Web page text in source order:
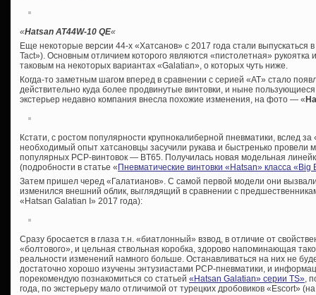
«Hatsan AT44W-10 QE«
Еще некоторые версии 44-х «Хатсанов» с 2017 года стали выпускаться
Tact»). Основным отличием которого являются «пистолетная» рукоятка
таковым на некоторых вариантах «Galatian», о которых чуть ниже.
Когда-то заметным шагом вперед в сравнении с серией «AT» стало
действительно куда более продвинутые винтовки, и ныне
экстерьер недавно компания внесла похожие изменения, на фото — «
Кстати, с ростом популярности крупнокалиберной пневматики, вслед
необходимый опыт хатсановцы засучили рукава и быстренько провели
популярных PCP-винтовок — BT65. Получилась новая модельная
(подробности в статье « Пневматические винтовки «Hatsan» класса «Big
Затем пришел черед «Галатианов». С самой первой модели они
изменился внешний облик, выглядящий в сравнении с
«Hatsan Galatian I» 2017 года):
Сразу бросается в глаза т.н. «биатлонный» взвод, в отличие от
«болтового», и цельная ствольная коробка, здорово напоминающая
реальности изменений намного больше. Останавливаться на них не
достаточно хорошо изучены энтузиастами PCP-пневматики, и
порекомендую познакомиться со статьей «Hatsan Galatian» серии TS»,
года, по экстерьеру мало отличимой от турецких дробовиков «Escort»